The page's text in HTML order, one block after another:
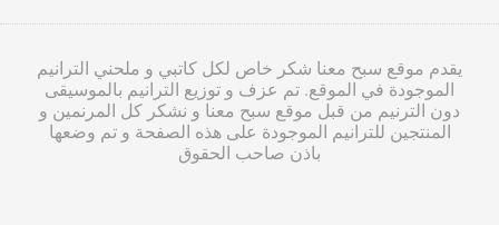
يقدم موقع سبح معنا شكر خاص لكل كاتبي و ملحني الترانيم
الموجودة في الموقع. تم عزف و توزيع الترانيم بالموسيقى
دون الترنيم من قبل موقع سبح معنا و نشكر كل المرنمين و
المنتجين للترانيم الموجودة على هذه الصفحة و تم وضعها
باذن صاحب الحقوق